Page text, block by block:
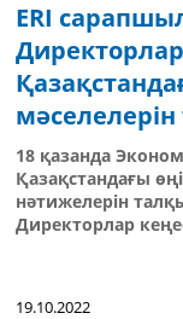
ERI
18 қазанда
Қазақстандағы
нәтижелерін
Директорлар
19.10.2022